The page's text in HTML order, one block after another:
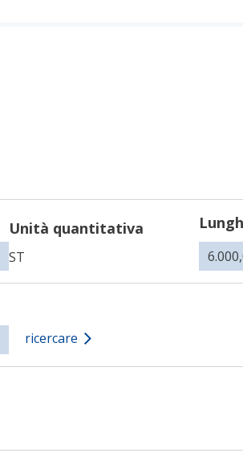
Unità quantitativa
ST
ricercare